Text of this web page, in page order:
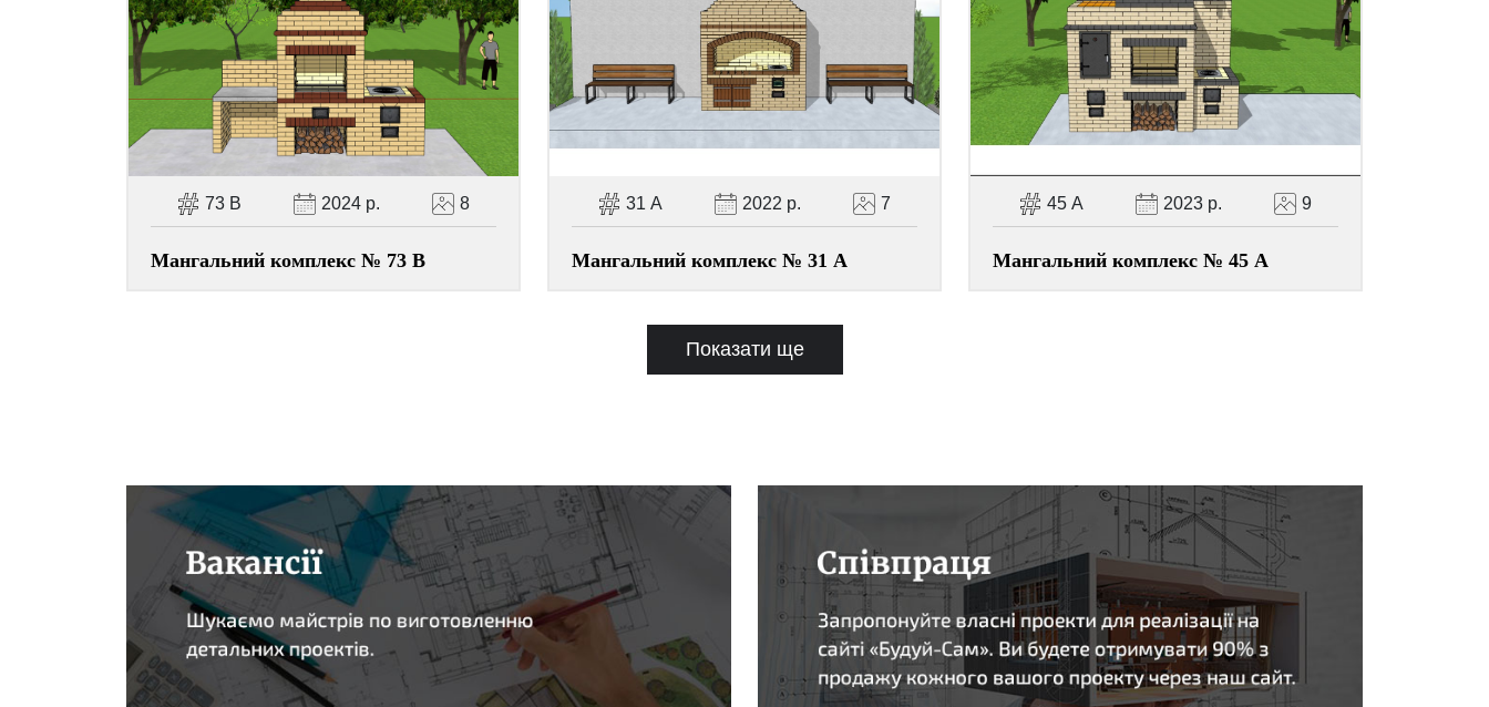
73 В 2024 р. 8
Мангальний комплекс № 73 В
31 А 2022 р. 7
Мангальний комплекс № 31 А
45 А 2023 р. 9
Мангальний комплекс № 45 А
Показати ще